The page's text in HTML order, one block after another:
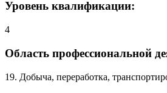
Уровень квалификации:
4
Область профессиональной
19. Добыча, переработка,